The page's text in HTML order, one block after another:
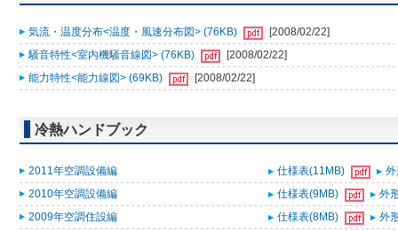
気流・温度分布<温度・風速分布図> (76KB)
[2008/02/22]
騒音特性<室内機騒音線図> (76KB)
[2008/02/22]
能力特性<能力線図> (69KB)
[2008/02/22]
冷熱ハンドブック
2011年空調設備編 仕様表(11MB)
2010年空調設備編
仕様表(9MB)
外
2009年空調住設編
仕様表(8MB)
外